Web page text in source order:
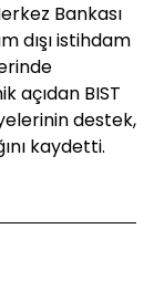
Bankası
dışı istihdam
açıdan BIST
destek,
kaydetti.